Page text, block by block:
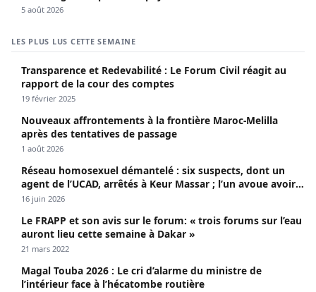
5 août 2026
LES PLUS LUS CETTE SEMAINE
Transparence et Redevabilité : Le Forum Civil réagit au
rapport de la cour des comptes
19 février 2025
Nouveaux affrontements à la frontière Maroc-Melilla
après des tentatives de passage
1 août 2026
Réseau homosexuel démantelé : six suspects, dont un
agent de l’UCAD, arrêtés à Keur Massar ; l’un avoue avoir
propagé le VIH depuis 2018
16 juin 2026
Le FRAPP et son avis sur le forum: « trois forums sur l’eau
auront lieu cette semaine à Dakar »
21 mars 2022
Magal Touba 2026 : Le cri d’alarme du ministre de
l’intérieur face à l’hécatombe routière